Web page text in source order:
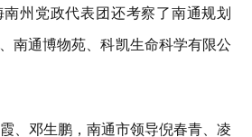
州党政代表团还考察了南通规划
南通博物苑、科凯生命科学有限公
、 邓生鹏 ，南通市领导倪春青、凌